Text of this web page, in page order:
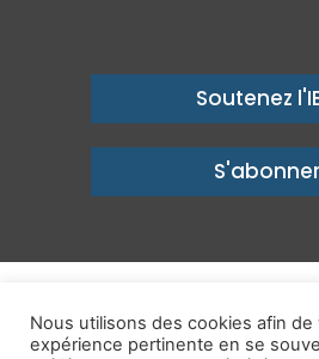
Soutenez
S'abonner
un avenir
Nous utilisons des cookies afin
expérience pertinente en se